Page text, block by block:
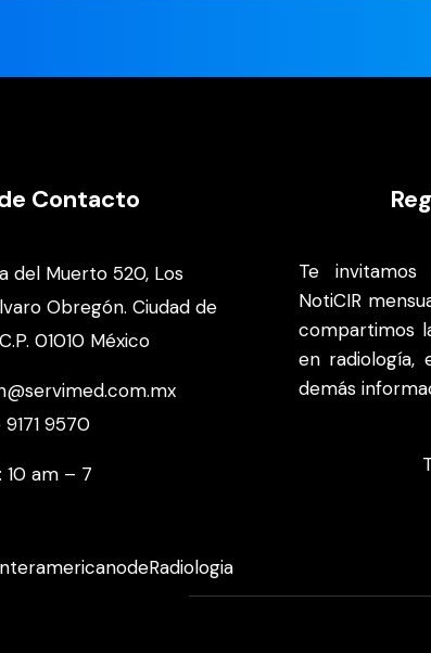
Contacto
del Muerto 520, Los
Obregón. Ciudad de
01010 México
9570
10 am – 7
Te
NotiCIR
compartimos
en radiología,
demás